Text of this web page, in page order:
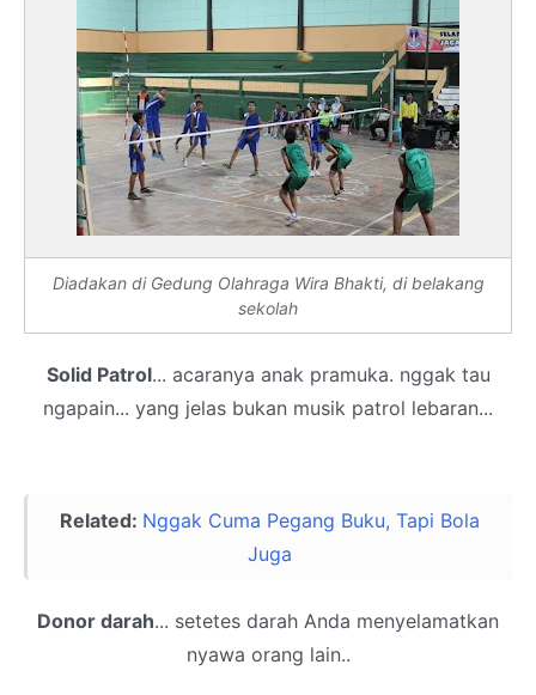
Diadakan di Gedung Olahraga Wira Bhakti, di belakang
sekolah
Solid Patrol... acaranya anak pramuka. nggak tau
ngapain... yang jelas bukan musik patrol lebaran...
Related: Nggak Cuma Pegang Buku, Tapi Bola
Juga
Donor darah... setetes darah Anda menyelamatkan
nyawa orang lain..